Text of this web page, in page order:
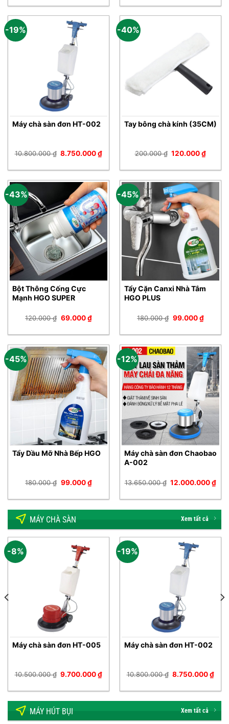
700.000 ₫.là:
399.000 ₫.
600.000 ₫.là:
-19%
Máy chà sàn đơn HT-002
10.800.000₫ Giá
10.800.000 ₫.
8.750.000₫Giá
là:
8.750.000 ₫.
-40%
Tay bông chà kính (35CM)
200.000₫ Giá
200.000 ₫.
120.000₫Giá
là:
-43%
Bột Thông Cống Cực
Mạnh HGO SUPER
120.000₫ Giá
120.000 ₫.
69.000₫Giá
hiện
là:
69.000 ₫.
-45%
Tẩy Cặn Canxi Nhà Tắm
HGO PLUS
180.000₫ Giá
180.000 ₫.
99.000₫Giá
hiện
là:
99.000
-45%
Tẩy Dầu Mỡ Nhà Bếp HGO
180.000₫ Giá
180.000 ₫.
99.000₫Giá
hiện
là:
99.000 ₫.
-12%
Máy chà sàn đơn Chaobao
A-002
13.650.000₫ Giá
13.650.000 ₫.
12.000.000₫Giá
là:
MÁY CHÀ SÀN Xem tất cả
-8%
Máy chà sàn đơn HT-005
10.500.000₫ Giá
10.500.000 ₫.
9.700.000₫Giá
là:
9.700.000 ₫.
-19%
Máy chà sàn đơn HT-002
10.800.000₫ Giá
10.800.000 ₫.
8.750.000₫Giá
là:
₫.
MÁY HÚT BỤI Xem tất cả